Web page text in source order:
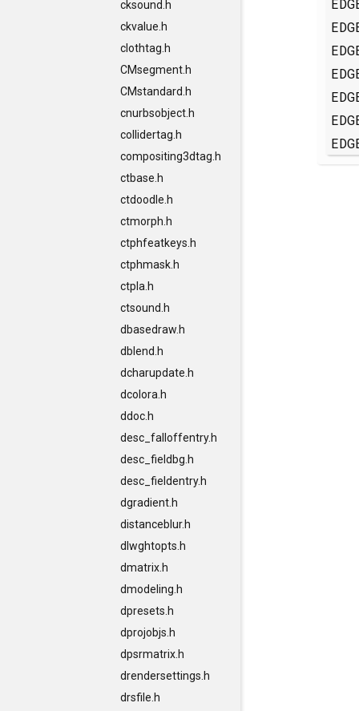
cksound.h
ckvalue.h
clothtag.h
CMsegment.h
CMstandard.h
cnurbsobject.h
collidertag.h
compositing3dtag.h
ctbase.h
ctdoodle.h
ctmorph.h
ctphfeatkeys.h
ctphmask.h
ctpla.h
ctsound.h
dbasedraw.h
dblend.h
dcharupdate.h
dcolora.h
ddoc.h
desc_falloffentry.h
desc_fieldbg.h
desc_fieldentry.h
dgradient.h
distanceblur.h
dlwghtopts.h
dmatrix.h
dmodeling.h
dpresets.h
dprojobjs.h
dpsrmatrix.h
drendersettings.h
drsfile.h